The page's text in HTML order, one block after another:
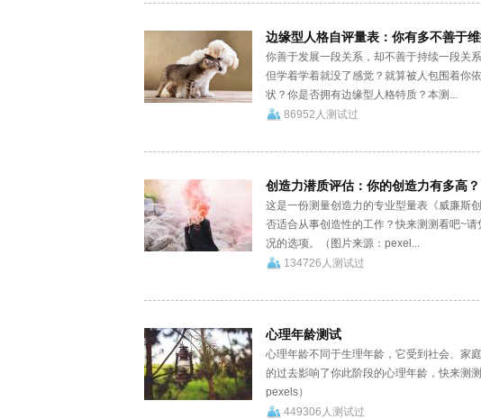
边缘型人格自评量表：你有多不善于
你善于发展一段关系，却不善于持续一段关
但学着学着就没了感觉？就算被人包围着你
状？你是否拥有边缘型人格特质？本测...
86952人测试过
创造力潜质评估：你的创造力有多高？
这是一份测量创造力的专业型量表《威廉斯
否适合从事创造性的工作？快来测测看吧~
况的选项。（图片来源：pexel...
134726人测试过
心理年龄测试
心理年龄不同于生理年龄，它受到社会、家
的过去影响了你此阶段的心理年龄，快来测
pexels）
449306人测试过